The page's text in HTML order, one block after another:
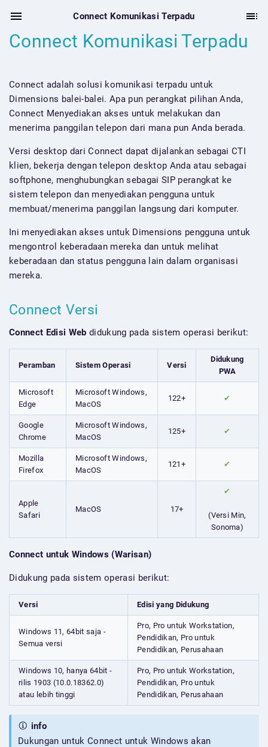
Connect Komunikasi Terpadu
Connect Komunikasi Terpadu
Connect adalah solusi komunikasi terpadu untuk
Dimensions balei-balei. Apa pun perangkat pilihan Anda,
Connect Menyediakan akses untuk melakukan dan
menerima panggilan telepon dari mana pun Anda berada.
Versi desktop dari Connect dapat dijalankan sebagai CTI
klien, bekerja dengan telepon desktop Anda atau sebagai
softphone, menghubungkan sebagai SIP perangkat ke
sistem telepon dan menyediakan pengguna untuk
membuat/menerima panggilan langsung dari komputer.
Ini menyediakan akses untuk Dimensions pengguna untuk
mengontrol keberadaan mereka dan untuk melihat
keberadaan dan status pengguna lain dalam organisasi
mereka.
Connect Versi
Connect Edisi Web didukung pada sistem operasi berikut:
Peramban Sistem Operasi Versi
Didukung
PWA
Microsoft
Edge
Microsoft Windows,
MacOS
122+ ✔
Google
Chrome
Microsoft Windows,
MacOS
125+ ✔
Mozilla
Firefox
Microsoft Windows,
MacOS
121+ ✔
Apple
Safari
MacOS 17+
✔
(Versi Min,
Sonoma)
Connect untuk Windows (Warisan)
Didukung pada sistem operasi berikut:
Versi Edisi yang Didukung
Windows 11, 64bit saja -
Semua versi
Pro, Pro untuk Workstation,
Pendidikan, Pro untuk
Pendidikan, Perusahaan
Windows 10, hanya 64bit -
rilis 1903 (10.0.18362.0)
atau lebih tinggi
Pro, Pro untuk Workstation,
Pendidikan, Pro untuk
Pendidikan, Perusahaan
info
Dukungan untuk Connect untuk Windows akan